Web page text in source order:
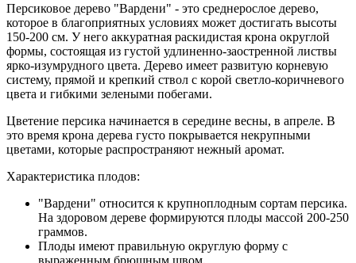
Персиковое дерево "Вардени" - это среднерослое дерево,
которое в благоприятных условиях может достигать высоты
150-200 см. У него аккуратная раскидистая крона округлой
формы, состоящая из густой удлиненно-заостренной листвы
ярко-изумрудного цвета. Дерево имеет развитую корневую
систему, прямой и крепкий ствол с корой светло-коричневого
цвета и гибкими зелеными побегами.
Цветение персика начинается в середине весны, в апреле. В
это время крона дерева густо покрывается некрупными
цветами, которые распространяют нежный аромат.
Характеристика плодов:
"Вардени" относится к крупноплодным сортам персика.
На здоровом дереве формируются плоды массой 200-250
граммов.
Плоды имеют правильную округлую форму с
выраженным брюшным швом.